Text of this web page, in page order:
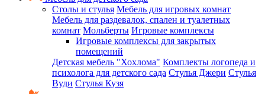
Столы и стулья Мебель для игровых комнат
Мебель для раздевалок, спален и туалетных
комнат Мольберты Игровые комплексы
Игровые комплексы для закрытых
помещений
Детская мебель "Хохлома" Комплекты логопеда и
психолога для детского сада Стулья Джери Стулья
Вуди Стулья Кузя